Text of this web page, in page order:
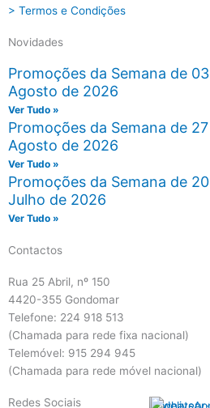
> Termos e Condições
Novidades
Promoções da Semana de
Agosto de 2026
Ver Tudo »
Promoções da Semana de
Agosto de 2026
Ver Tudo »
Promoções da Semana de
Julho de 2026
Ver Tudo »
Contactos
Rua 25 Abril, nº 150
4420-355 Gondomar
Telefone: 224 918 513
(Chamada para rede fixa nacional)
Telemóvel: 915 294 945
(Chamada para rede móvel nacional)
Redes Sociais